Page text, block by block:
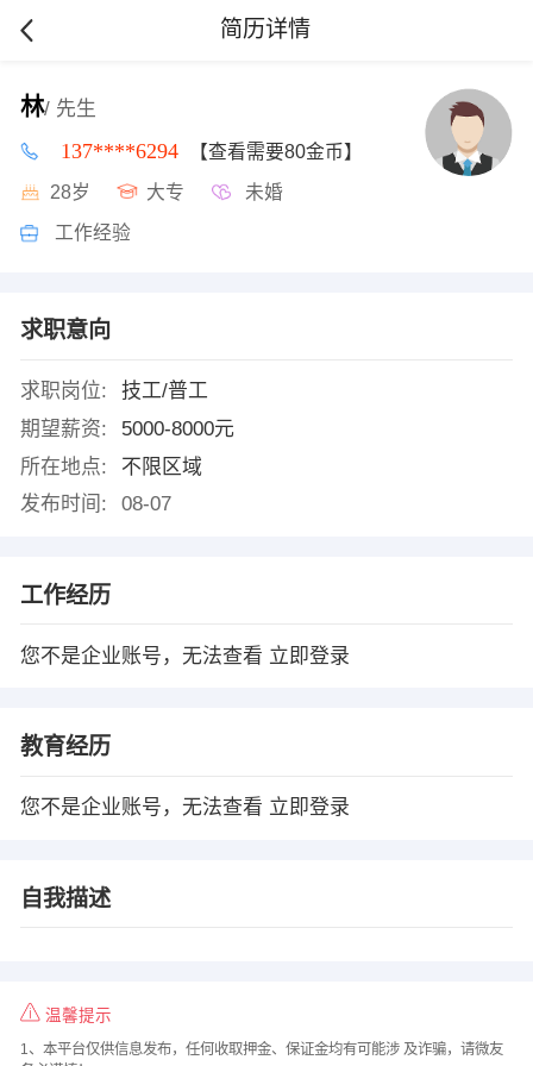
简历详情
林/ 先生
137****6294 【查看需要80金币】
28岁 大专 未婚
工作经验
求职意向
求职岗位:
技工/普工
期望薪资:
5000-8000元
所在地点:
不限区域
发布时间:
08-07
工作经历
您不是企业账号，无法查看 立即登录
教育经历
您不是企业账号，无法查看 立即登录
自我描述
温馨提示
1、本平台仅供信息发布，任何收取押金、保证金均有可能涉 及诈骗，请微友